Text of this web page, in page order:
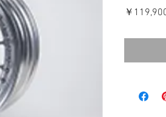
￥